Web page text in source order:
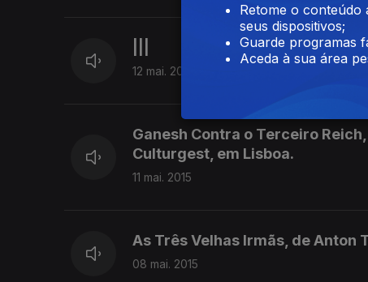
12 mai. 2015
Ganesh Contra o Terceiro
Culturgest, em Lisboa.
11 mai. 2015
As Três Velhas Irmãs, de Anton
08 mai. 2015
Retome o
seus dispositivos;
Guarde programas
Aceda à sua área